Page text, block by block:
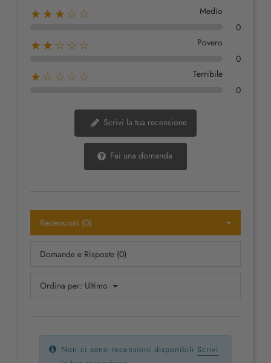
★★★☆☆
Medio
0
★★☆☆☆
Povero
0
★☆☆☆☆
Terribile
0
Scrivi la tua recensione
Fai una domanda
Recensioni (0)
Domande e Risposte (0)
Ordina per: Ultimo
Non ci sono recensioni disponibili Scrivi